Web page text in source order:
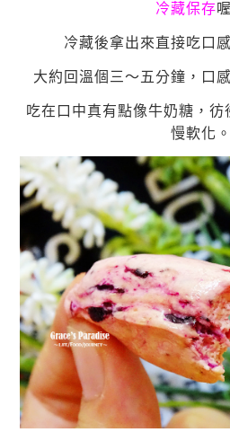
冷藏保存
冷藏後拿出來直接吃口
大約回溫個三～五分鐘， 口
吃在口中真有點像牛奶糖，彷
慢軟化。